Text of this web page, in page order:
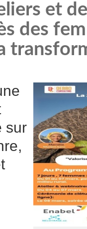
et
des
sur